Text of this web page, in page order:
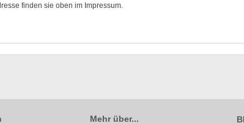
finden sie oben im Impressum.
Mehr über...